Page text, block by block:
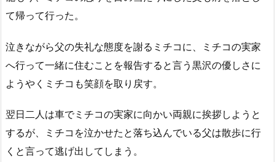
て帰って行った。
泣きながら父の失礼な態度を謝るミチコに、ミチコの実家
へ行って一緒に住むことを報告すると言う黒沢の優しさに
ようやくミチコも笑顔を取り戻す。
翌日二人は車でミチコの実家に向かい両親に挨拶しようと
するが、ミチコを泣かせたと落ち込んでいる父は散歩に行
くと言って逃げ出してしまう。